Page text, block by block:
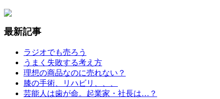
最新記事
ラジオでも売ろう
うまく失敗する考え方
理想の商品なのに売れない？
膝の手術、リハビリ、、、
芸能人は歯が命。起業家・社長は…？